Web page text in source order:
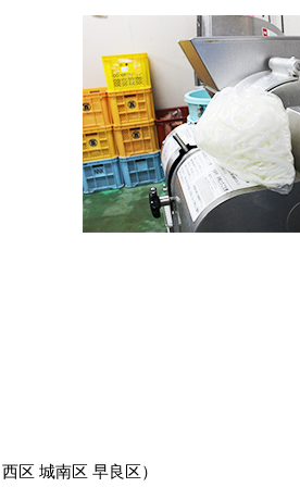
区 城南区 早良区）